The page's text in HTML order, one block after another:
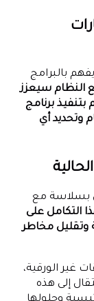
بالبرامج
النظام سيعزز
بتنفيذ برنامج
وتحديد أي
بسلاسة مع
التكامل على
وتقليل مخاطر
غير الورقية،
إلى هذه